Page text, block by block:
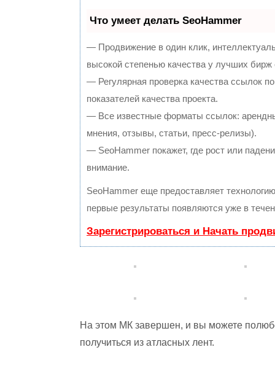
Что умеет делать SeoHammer
— Продвижение в один клик,
высокой степенью качества у лучших бирж
— Регулярная проверка качества ссылок
показателей качества проекта.
— Все известные форматы ссылок:
мнения, отзывы, статьи, пресс-релизы).
— SeoHammer покажет, где рост или
внимание.
SeoHammer еще предоставляет
первые результаты появляются уже в
Зарегистрироваться и Начать
На этом МК завершен, и вы можете
получиться из атласных лент.